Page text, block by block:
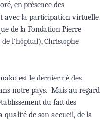
en présence des
avec la participation virtuelle
de la Fondation Pierre
l’hôpital), Christophe
est le dernier né des
notre pays. Mais au regard
du fait des
qualité de son accueil, de la